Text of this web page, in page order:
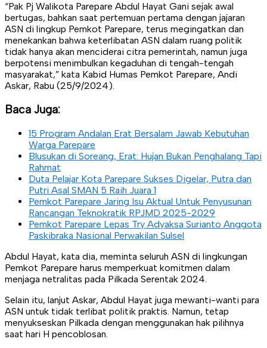
“Pak Pj Walikota Parepare Abdul Hayat Gani sejak awal
bertugas, bahkan saat pertemuan pertama dengan jajaran
ASN di lingkup Pemkot Parepare, terus megingatkan dan
menekankan bahwa keterlibatan ASN dalam ruang politik
tidak hanya akan menciderai citra pemerintah, namun juga
berpotensi menimbulkan kegaduhan di tengah-tengah
masyarakat,” kata Kabid Humas Pemkot Parepare, Andi
Askar, Rabu (25/9/2024).
Baca Juga:
15 Program Andalan Erat Bersalam Jawab Kebutuhan
Warga Parepare
Blusukan di Soreang, Erat: Hujan Bukan Penghalang Tapi
Rahmat
Duta Pelajar Kota Parepare Sukses Digelar, Putra dan
Putri Asal SMAN 5 Raih Juara 1
Pemkot Parepare Jaring Isu Aktual Untuk Penyusunan
Rancangan Teknokratik RPJMD 2025-2029
Pemkot Parepare Lepas Try Adyaksa Surianto Anggota
Paskibraka Nasional Perwakilan Sulsel
Abdul Hayat, kata dia, meminta seluruh ASN di lingkungan
Pemkot Parepare harus memperkuat komitmen dalam
menjaga netralitas pada Pilkada Serentak 2024.
Selain itu, lanjut Askar, Abdul Hayat juga mewanti-wanti para
ASN untuk tidak terlibat politik praktis. Namun, tetap
menyukseskan Pilkada dengan menggunakan hak pilihnya
saat hari H pencoblosan.